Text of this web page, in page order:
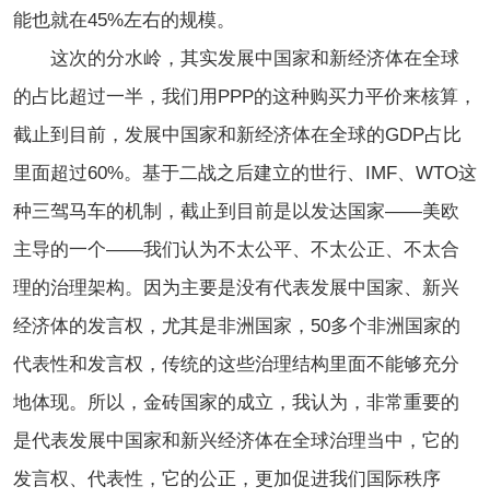
能也就在45%左右的规模。
这次的分水岭，其实发展中国家和新经济体在全球
的占比超过一半，我们用PPP的这种购买力平价来核算，
截止到目前，发展中国家和新经济体在全球的GDP占比
里面超过60%。基于二战之后建立的世行、IMF、WTO这
种三驾马车的机制，截止到目前是以发达国家——美欧
主导的一个——我们认为不太公平、不太公正、不太合
理的治理架构。因为主要是没有代表发展中国家、新兴
经济体的发言权，尤其是非洲国家，50多个非洲国家的
代表性和发言权，传统的这些治理结构里面不能够充分
地体现。所以，金砖国家的成立，我认为，非常重要的
是代表发展中国家和新兴经济体在全球治理当中，它的
发言权、代表性，它的公正，更加促进我们国际秩序